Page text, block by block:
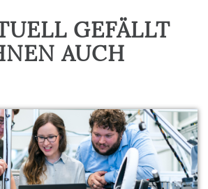
GEFÄLLT
AUCH